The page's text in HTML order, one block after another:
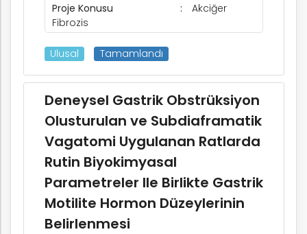
Proje Konusu
Akciğer
Fibrozis
Ulusal Tamamlandı
Deneysel Gastrik Obstrüksiyon
Olusturulan ve Subdiaframatik
Vagatomi Uygulanan Ratlarda
Rutin Biyokimyasal
Parametreler Ile Birlikte Gastrik
Motilite Hormon Düzeylerinin
Belirlenmesi